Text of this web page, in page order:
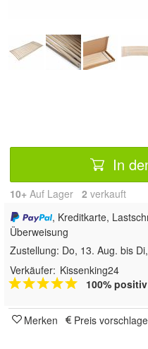
In
10+ Auf Lager 2 verkauft
, Kreditkarte,
Überweisung
Zustellung: Do, 13. Aug. bis
Verkäufer: Kissenking24
100% positiv
Merken Preis